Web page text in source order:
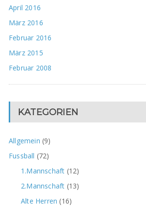
April 2016
März 2016
Februar 2016
März 2015
Februar 2008
KATEGORIEN
Allgemein (9)
Fussball (72)
1.Mannschaft (12)
2.Mannschaft (13)
Alte Herren (16)